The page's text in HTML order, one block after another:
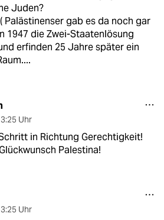
Juden?
Palästinenser gab es da noch gar
1947 die Zwei-Staatenlösung
erfinden 25 Jahre später ein
Uhr
in Richtung Gerechtigkeit!
Palestina!
Uhr